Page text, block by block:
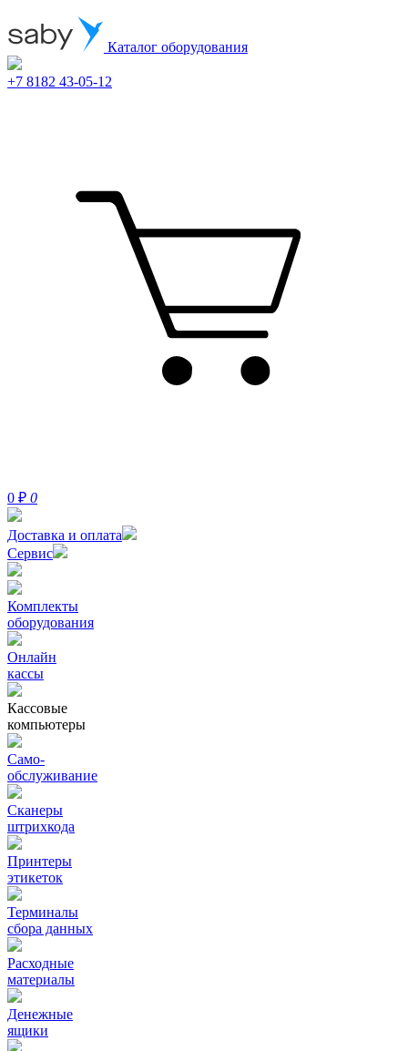
Каталог оборудования
+7 8182 43-05-12
0 ₽ 0
Доставка и оплата
Сервис
Комплекты
оборудования
Онлайн
кассы
Кассовые
компьютеры
Само-
обслуживание
Сканеры
штрихкода
Принтеры
этикеток
Терминалы
сбора данных
Расходные
материалы
Денежные
ящики